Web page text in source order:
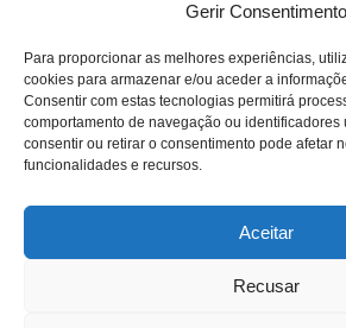
Gerir Consentimento
Para proporcionar as melhores experiências,
cookies para armazenar e/ou aceder a
Consentir com estas tecnologias permitirá
comportamento de navegação ou identificadores
consentir ou retirar o consentimento pode afetar
funcionalidades e recursos.
Aceitar
Recusar
Li e concordo com a
Obtenha um
Obtenha um